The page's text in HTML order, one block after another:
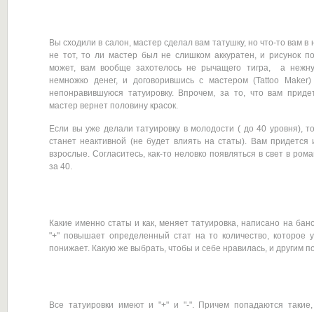
Вы сходили в салон, мастер сделал вам татушку, но что-то вам в
не тот, то ли мастер был не слишком аккуратен, и рисунок
может, вам вообще захотелось не рычащего тигра, а
немножко денег, и договорившись с мастером (Tattoo
непонравившуюся татуировку. Впрочем, за то, что вам
мастер вернет половину красок.
Если вы уже делали татуировку в молодости ( до 40 уровня),
станет неактивной (не будет влиять на статы). Вам
взрослые. Согласитесь, как-то неловко появляться в свет в
за 40.
Какие именно статы и как, меняет татуировка, написано на
"+" повышает определенный стат на то количество, которое
понижает. Какую же выбрать, чтобы и себе нравилась, и другим
Все татуировки имеют и "+" и "-". Причем попадаются